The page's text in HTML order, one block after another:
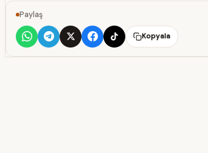
Paylaş
Kopyala